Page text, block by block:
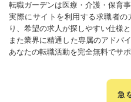
転職ガーデンは医療・介護・保育
実際にサイトを利用する求職者
り、希望の求人が探しやすい仕様と
また業界に精通した専属のアドバ
あなたの転職活動を完全無料でサポ